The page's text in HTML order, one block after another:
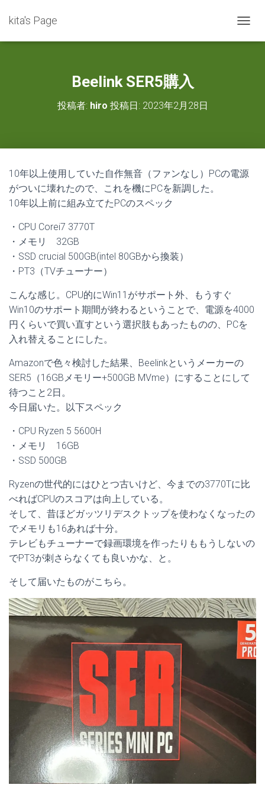
kita's Page
ビ
Beelink SER5購入
投稿者: hiro 投稿日: 2023年2月28日
10年以上使用していた自作無音（ファンなし）PCの電源
がついに壊れたので、これを機にPCを新調した。
10年以上前に組み立てたPCのスペック
・CPU Corei7 3770T
・メモリ 32GB
・SSD crucial 500GB(intel 80GBから換装）
・PT3（TVチューナー）
こんな感じ。CPU的にWin11がサポート外、もうすぐ
Win10のサポート期間が終わるということで、電源を4000
円くらいで買い直すという選択肢もあったものの、PCを
入れ替えることにした。
Amazonで色々検討した結果、Beelinkというメーカーの
SER5（16GBメモリー+500GB MVme）にすることにして
待つこと2日。
今日届いた。以下スペック
・CPU Ryzen 5 5600H
・メモリ 16GB
・SSD 500GB
Ryzenの世代的にはひとつ古いけど、今までの3770Tに比
べればCPUのスコアは向上している。
そして、昔ほどガッツリデスクトップを使わなくなったの
でメモリも16あれば十分。
テレビもチューナーで録画環境を作ったりももうしないの
でPT3が刺さらなくても良いかな、と。
そして届いたものがこちら。